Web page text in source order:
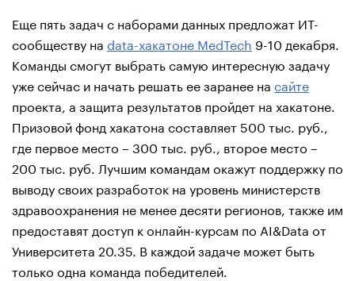
Еще пять задач с наборами данных предложат ИТ-
сообществу на data-хакатоне MedTech 9-10 декабря.
Команды смогут выбрать самую интересную задачу
уже сейчас и начать решать ее заранее на сайте
проекта, а защита результатов пройдет на хакатоне.
Призовой фонд хакатона составляет 500 тыс. руб.,
где первое место – 300 тыс. руб., второе место –
200 тыс. руб. Лучшим командам окажут поддержку по
выводу своих разработок на уровень министерств
здравоохранения не менее десяти регионов, также им
предоставят доступ к онлайн-курсам по AI&Data от
Университета 20.35. В каждой задаче может быть
только одна команда победителей.